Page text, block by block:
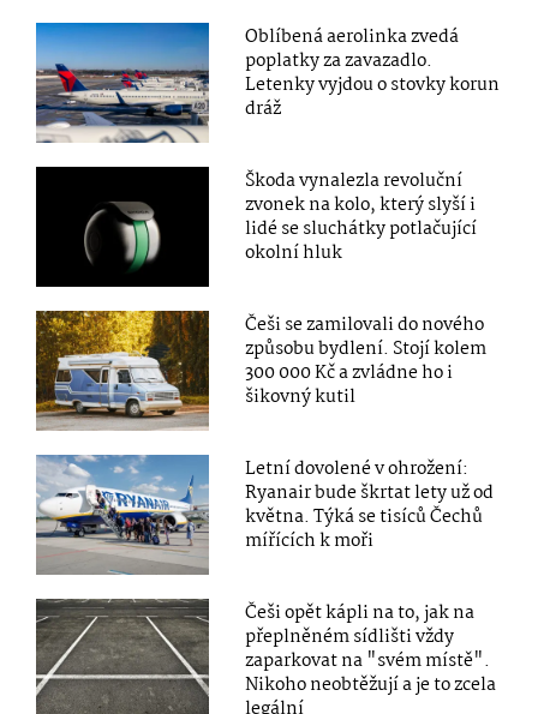
Oblíbená aerolinka zvedá
poplatky za zavazadlo.
Letenky vyjdou o stovky korun
dráž
Škoda vynalezla revoluční
zvonek na kolo, který slyší i
lidé se sluchátky potlačující
okolní hluk
Češi se zamilovali do nového
způsobu bydlení. Stojí kolem
300 000 Kč a zvládne ho i
šikovný kutil
Letní dovolené v ohrožení:
Ryanair bude škrtat lety už od
května. Týká se tisíců Čechů
mířících k moři
Češi opět kápli na to, jak na
přeplněném sídlišti vždy
zaparkovat na "svém místě".
Nikoho neobtěžují a je to zcela